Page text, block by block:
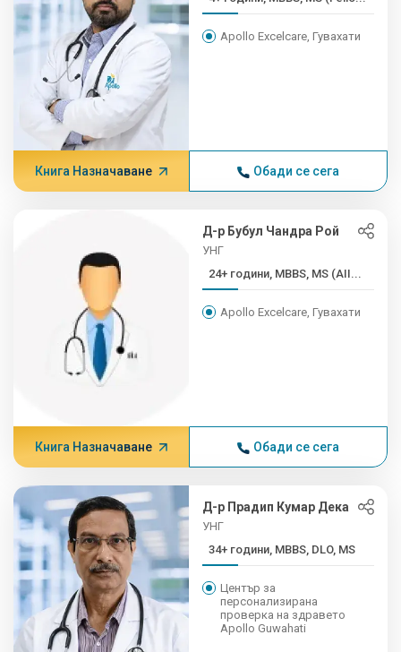
Apollo Excelcare, Гувахати
Книга Назначаване Обади се сега
Д-р Бубул Чандра Рой
УНГ
24+ години, MBBS, MS (AII...
Apollo Excelcare, Гувахати
Книга Назначаване Обади се сега
Д-р Прадип Кумар Дека
УНГ
34+ години, MBBS, DLO, MS
Център за
персонализирана
проверка на здравето
Apollo Guwahati